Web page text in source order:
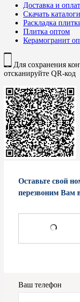
Доставка и
Скачать каталоги
Раскладка
Плитка оптом
Керамогранит
Для сохранения
отсканируйте QR-код
Оставьте свой
перезвоним Вам
Ваш телефон